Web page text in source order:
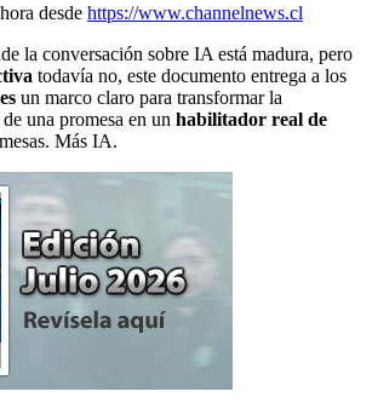
desde https://www.channelnews.cl
la conversación sobre IA está madura, pero
todavía no, este documento entrega a los
un marco claro para transformar la
una promesa en un habilitador real de
Más IA.